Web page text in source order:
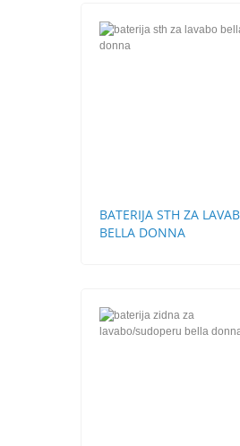
BATERIJA STH ZA
BELLA DONNA